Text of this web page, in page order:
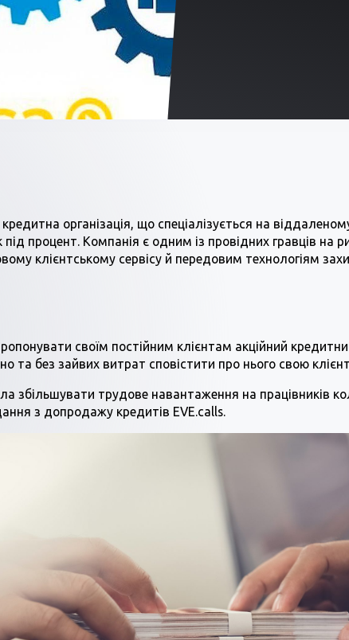
організація, що спеціалізується на
під процент. Компанія є одним із провідних гравців на
клієнтському сервісу й передовим технологіям
своїм постійним клієнтам акційний
та без зайвих витрат сповістити про нього свою
збільшувати трудове навантаження на працівників
з допродажу кредитів EVE.calls.